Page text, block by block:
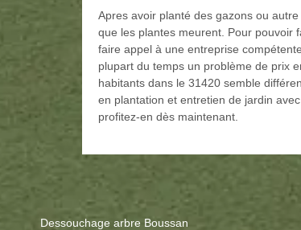
Apres avoir planté des gazons ou
que les plantes meurent. Pour pouvoir
faire appel à une entreprise
plupart du temps un problème de prix
habitants dans le 31420 semble
en plantation et entretien de jardin
profitez-en dès maintenant.
Dessouchage arbre Boussan